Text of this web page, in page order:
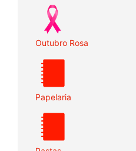
Outubro Rosa
Papelaria